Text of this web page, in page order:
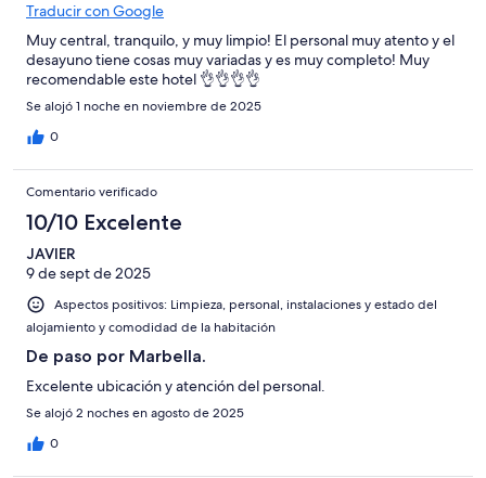
Traducir con Google
Muy central, tranquilo, y muy limpio! El personal muy atento y el
desayuno tiene cosas muy variadas y es muy completo! Muy
recomendable este hotel 👌👌👌👌
Se alojó 1 noche en noviembre de 2025
0
Comentario verificado
10/10 Excelente
JAVIER
9 de sept de 2025
Aspectos positivos: Limpieza, personal, instalaciones y estado del
alojamiento y comodidad de la habitación
De paso por Marbella.
Excelente ubicación y atención del personal.
Se alojó 2 noches en agosto de 2025
0